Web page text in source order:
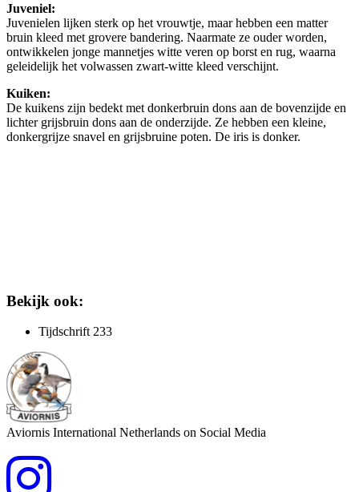
Juveniel:
Juvenielen lijken sterk op het vrouwtje, maar hebben een matter
bruin kleed met grovere bandering. Naarmate ze ouder worden,
ontwikkelen jonge mannetjes witte veren op borst en rug, waarna
geleidelijk het volwassen zwart-witte kleed verschijnt.
Kuiken:
De kuikens zijn bedekt met donkerbruin dons aan de bovenzijde en
lichter grijsbruin dons aan de onderzijde. Ze hebben een kleine,
donkergrijze snavel en grijsbruine poten. De iris is donker.
Bekijk ook:
Tijdschrift 233
Aviornis International Netherlands on Social Media